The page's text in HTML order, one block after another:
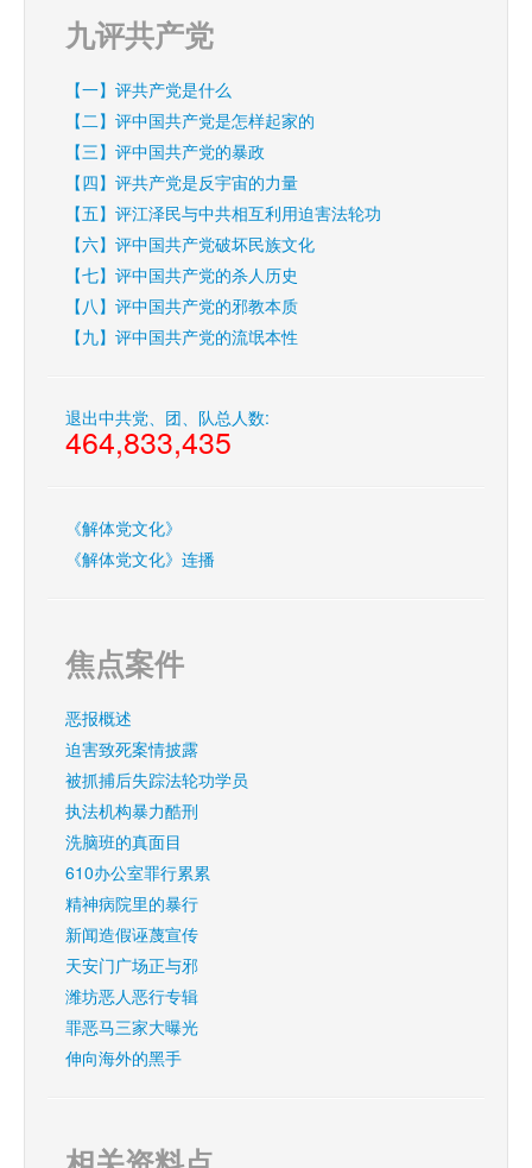
九评共产党
【一】评共产党是什么
【二】评中国共产党是怎样起家的
【三】评中国共产党的暴政
【四】评共产党是反宇宙的力量
【五】评江泽民与中共相互利用迫害法轮功
【六】评中国共产党破坏民族文化
【七】评中国共产党的杀人历史
【八】评中国共产党的邪教本质
【九】评中国共产党的流氓本性
退出中共党、团、队总人数:
464,833,435
《解体党文化》
《解体党文化》连播
焦点案件
恶报概述
迫害致死案情披露
被抓捕后失踪法轮功学员
执法机构暴力酷刑
洗脑班的真面目
610办公室罪行累累
精神病院里的暴行
新闻造假诬蔑宣传
天安门广场正与邪
潍坊恶人恶行专辑
罪恶马三家大曝光
伸向海外的黑手